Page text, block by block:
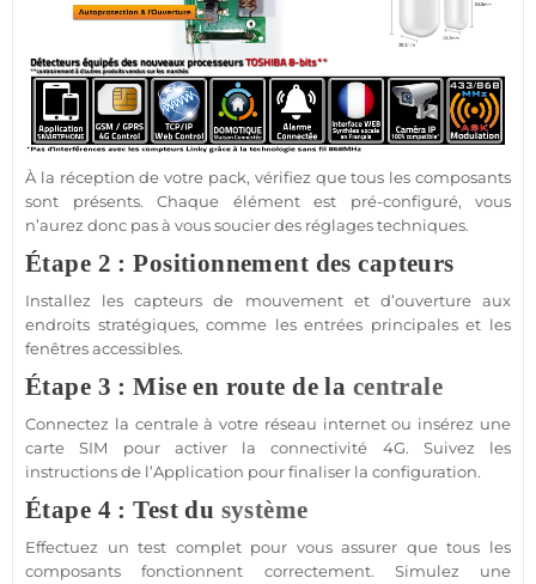
À la réception de votre pack, vérifiez que tous les composants
sont présents. Chaque élément est pré-configuré, vous
n’aurez donc pas à vous soucier des réglages techniques.
Étape 2 : Positionnement des capteurs
Installez les capteurs de mouvement et d’ouverture aux
endroits stratégiques, comme les entrées principales et les
fenêtres accessibles.
Étape 3 : Mise en route de la centrale
Connectez la centraleà votre réseau internet ou insérez une
carte SIM pour activer la connectivité 4G. Suivez les
instructions de l’Application pour finaliser la configuration.
Étape 4 : Test du système
Effectuez un test complet pour vous assurer que tous les
composants fonctionnent correctement. Simulez une